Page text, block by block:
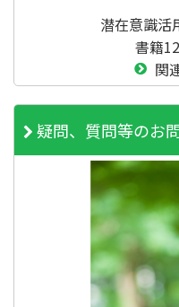
潜在意識活
書籍
関
疑問、質問等のお